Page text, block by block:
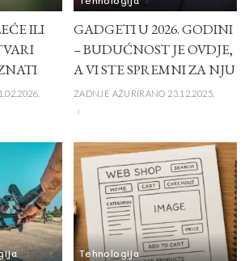
ILI
GADGETI U 2026. GODINI
– BUDUĆNOST JE OVDJE,
A VI STE SPREMNI ZA NJU
ZADNJE AŽURIRANO 23.12.2025.
Tehnologija